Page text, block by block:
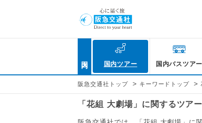
国内ツアー 国内バスツアー
阪急交通社トップ > キーワードトップ >
「花組 大劇場」に関するツア